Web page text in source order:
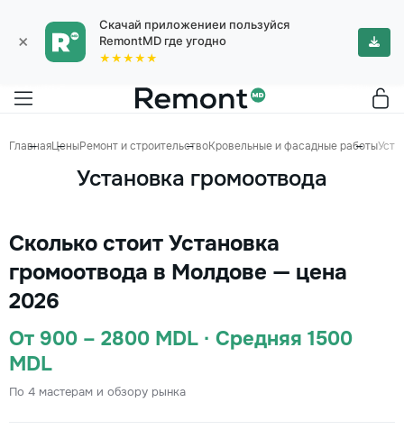
×
Скачай приложениеи пользуйся
RemontMD где угодно
★★★★★
ГлавнаяЦеныРемонт и строительствоКровельные и фасадные работы
Установка громоотвода
Сколько стоит Установка
громоотвода в Молдове — цена
2026
От 900 – 2800 MDL · Средняя 1500
MDL
По 4 мастерам и обзору рынка